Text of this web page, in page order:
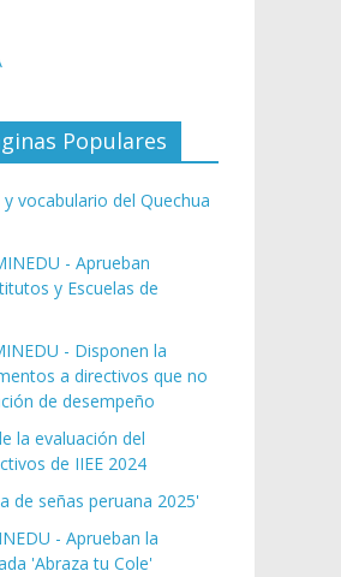
Populares
vocabulario del Quechua
- Aprueban
y Escuelas de
- Disponen la
a directivos que no
de desempeño
la evaluación del
de IIEE 2024
de señas peruana 2025'
- Aprueban la
'Abraza tu Cole'